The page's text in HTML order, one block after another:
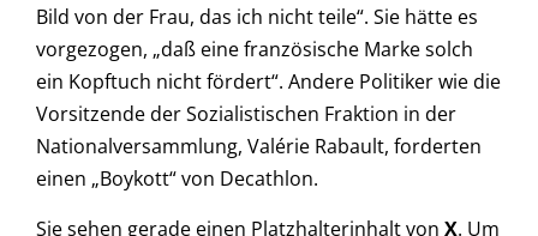
Bild von der Frau, das ich nicht teile“. Sie hätte es
vorgezogen, „daß eine französische Marke solch
ein Kopftuch nicht fördert“. Andere Politiker wie die
Vorsitzende der Sozialistischen Fraktion in der
Nationalversammlung, Valérie Rabault, forderten
einen „Boykott“ von Decathlon.
Sie sehen gerade einen Platzhalterinhalt von X. Um